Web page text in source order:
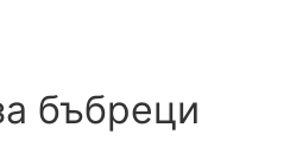
бъбреци